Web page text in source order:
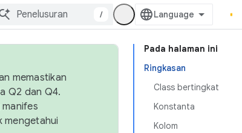
/
Pada halaman ini
Ringkasan
Class bertingkat
Konstanta
Kolom
memastikan
Q2 dan Q4.
mengetahui